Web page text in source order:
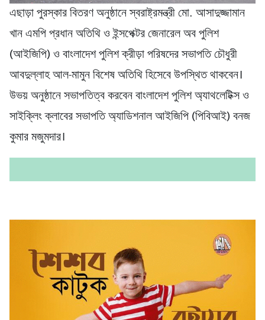
এছাড়া পুরস্কার বিতরণ অনুষ্ঠানে স্বরাষ্ট্রমন্ত্রী মো. আসাদুজ্জামান
খান এমপি প্রধান অতিথি ও ইন্সপেক্টর জেনারেল অব পুলিশ
(আইজিপি) ও বাংলাদেশ পুলিশ ক্রীড়া পরিষদের সভাপতি চৌধুরী
আবদুল্লাহ আল-মামুন বিশেষ অতিথি হিসেবে উপস্থিত থাকবেন।
উভয় অনুষ্ঠানে সভাপতিত্ব করবেন বাংলাদেশ পুলিশ অ্যাথলেটিক্স ও
সাইক্লিং ক্লাবের সভাপতি অ্যাডিশনাল আইজিপি (পিবিআই) বনজ
কুমার মজুমদার।